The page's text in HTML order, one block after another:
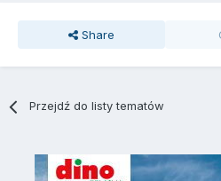
Share
Przejdź do listy tematów